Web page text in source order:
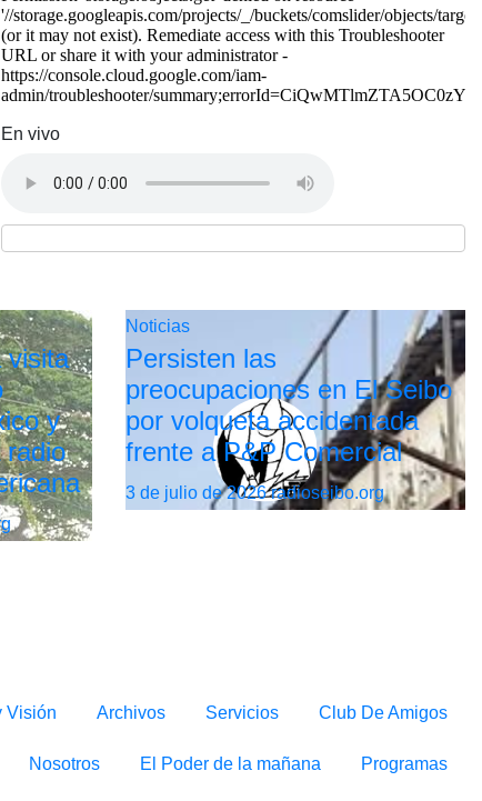
En vivo
visita
y
radio
Noticias
Persisten las
preocupaciones en El Seibo
por volqueta accidentada
frente a P&P Comercial
3 de julio de 2026radioseibo.org
Visión Archivos Servicios Club De Amigos
Nosotros El Poder de la mañana Programas